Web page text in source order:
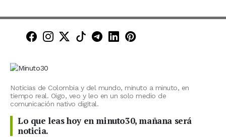
Minuto30 en Facebook
Minuto30 en Instagram
Minuto30 en X (Twitter)
Minuto30 en TikTok
Canal de Minuto30 en
Minuto30 en LinkedIn
Minuto30 en
Noticias de Colombia y del mundo, minuto a minuto, en
tiempo real. Oigo, veo y leo en un solo medio de
comunicación nativo digital.
Lo que leas hoy en minuto30, mañana será
noticia.